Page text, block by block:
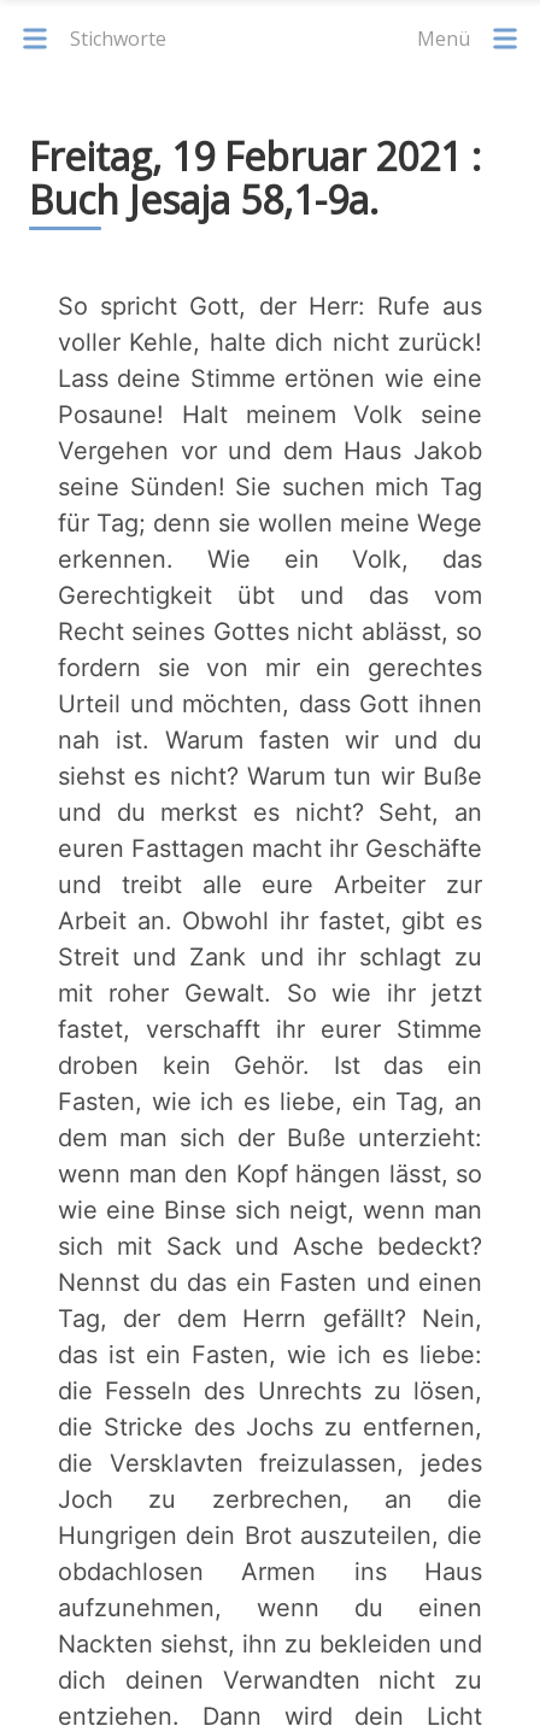
Stichworte Menü
Freitag, 19 Februar 2021 :
Buch Jesaja 58,1-9a.
So spricht Gott, der Herr: Rufe aus
voller Kehle, halte dich nicht zurück!
Lass deine Stimme ertönen wie eine
Posaune! Halt meinem Volk seine
Vergehen vor und dem Haus Jakob
seine Sünden! Sie suchen mich Tag
für Tag; denn sie wollen meine Wege
erkennen. Wie ein Volk, das
Gerechtigkeit übt und das vom
Recht seines Gottes nicht ablässt, so
fordern sie von mir ein gerechtes
Urteil und möchten, dass Gott ihnen
nah ist. Warum fasten wir und du
siehst es nicht? Warum tun wir Buße
und du merkst es nicht? Seht, an
euren Fasttagen macht ihr Geschäfte
und treibt alle eure Arbeiter zur
Arbeit an. Obwohl ihr fastet, gibt es
Streit und Zank und ihr schlagt zu
mit roher Gewalt. So wie ihr jetzt
fastet, verschafft ihr eurer Stimme
droben kein Gehör. Ist das ein
Fasten, wie ich es liebe, ein Tag, an
dem man sich der Buße unterzieht:
wenn man den Kopf hängen lässt, so
wie eine Binse sich neigt, wenn man
sich mit Sack und Asche bedeckt?
Nennst du das ein Fasten und einen
Tag, der dem Herrn gefällt? Nein,
das ist ein Fasten, wie ich es liebe:
die Fesseln des Unrechts zu lösen,
die Stricke des Jochs zu entfernen,
die Versklavten freizulassen, jedes
Joch zu zerbrechen, an die
Hungrigen dein Brot auszuteilen, die
obdachlosen Armen ins Haus
aufzunehmen, wenn du einen
Nackten siehst, ihn zu bekleiden und
dich deinen Verwandten nicht zu
entziehen. Dann wird dein Licht